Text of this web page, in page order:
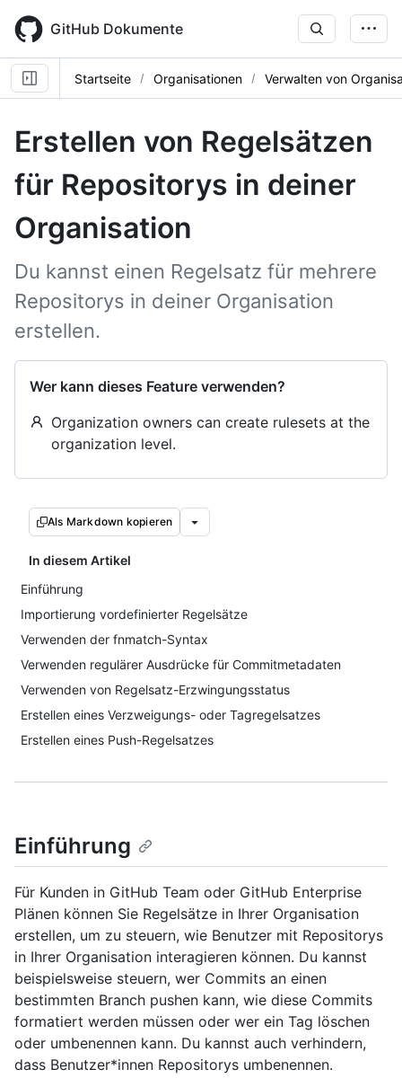
main
content
GitHub Dokumente
Startseite Organisationen Verwalten von
Erstellen von Regelsätzen
für Repositorys in deiner
Organisation
Du kannst einen Regelsatz für mehrere
Repositorys in deiner Organisation
erstellen.
Wer kann dieses Feature verwenden?
Organization owners can create rulesets at the
organization level.
Als Markdown kopieren
In diesem Artikel
Einführung
Importierung vordefinierter Regelsätze
Verwenden der fnmatch-Syntax
Verwenden regulärer Ausdrücke für Commitmetadaten
Verwenden von Regelsatz-Erzwingungsstatus
Erstellen eines Verzweigungs- oder Tagregelsatzes
Erstellen eines Push-Regelsatzes
Einführung
Für Kunden in GitHub Team oder GitHub Enterprise
Plänen können Sie Regelsätze in Ihrer Organisation
erstellen, um zu steuern, wie Benutzer mit Repositorys
in Ihrer Organisation interagieren können. Du kannst
beispielsweise steuern, wer Commits an einen
bestimmten Branch pushen kann, wie diese Commits
formatiert werden müssen oder wer ein Tag löschen
oder umbenennen kann. Du kannst auch verhindern,
dass Benutzer*innen Repositorys umbenennen.